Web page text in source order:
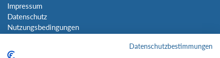
Impressum
Datenschutz
Nutzungsbedingungen
Datenschutzbestimmungen